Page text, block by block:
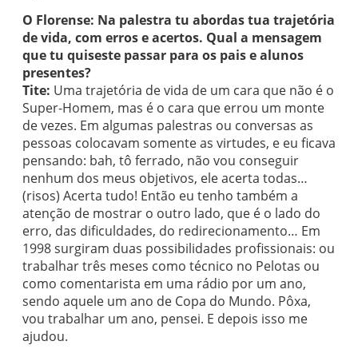
O Florense: Na palestra tu abordas tua trajetória
de vida, com erros e acertos. Qual a mensagem
que tu quiseste passar para os pais e alunos
presentes?
Tite: Uma trajetória de vida de um cara que não é o
Super-Homem, mas é o cara que errou um monte
de vezes. Em algumas palestras ou conversas as
pessoas colocavam somente as virtudes, e eu ficava
pensando: bah, tô ferrado, não vou conseguir
nenhum dos meus objetivos, ele acerta todas…
(risos) Acerta tudo! Então eu tenho também a
atenção de mostrar o outro lado, que é o lado do
erro, das dificuldades, do redirecionamento… Em
1998 surgiram duas possibilidades profissionais: ou
trabalhar três meses como técnico no Pelotas ou
como comentarista em uma rádio por um ano,
sendo aquele um ano de Copa do Mundo. Pôxa,
vou trabalhar um ano, pensei. E depois isso me
ajudou.